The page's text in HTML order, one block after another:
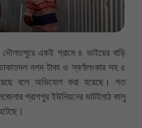
দৌলতপুরে একই গ্রামে ৪ ভাইয়ের বাড়ি
নগদ টাকা ও স্বর্ণালংকার সহ ৫
বলে অভিযোগ করা হয়েছে। গত
প্রাগপুর ইউনিয়নের ভাটইমাঠ কালু